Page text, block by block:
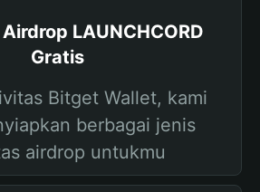
LAUNCHCORD
Gratis
Bitget Wallet, kami
berbagai jenis
airdrop untukmu